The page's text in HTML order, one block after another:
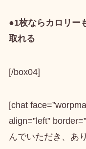
●1枚ならカロリー
取れる
[/box04]
[chat
align=”left”
んでいただき、あ